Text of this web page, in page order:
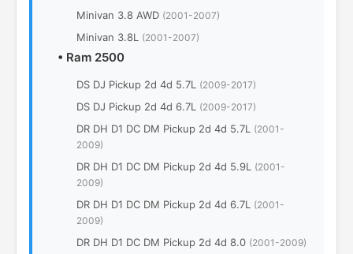
Minivan 3.8 AWD (2001-2007)
Minivan 3.8L (2001-2007)
• Ram 2500
DS DJ Pickup 2d 4d 5.7L (2009-2017)
DS DJ Pickup 2d 4d 6.7L (2009-2017)
DR DH D1 DC DM Pickup 2d 4d 5.7L (2001-
2009)
DR DH D1 DC DM Pickup 2d 4d 5.9L (2001-
2009)
DR DH D1 DC DM Pickup 2d 4d 6.7L (2001-
2009)
DR DH D1 DC DM Pickup 2d 4d 8.0 (2001-2009)